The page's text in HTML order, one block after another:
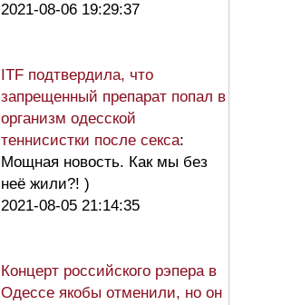
2021-08-06 19:29:37
ITF подтвердила, что
запрещенный препарат попал в
организм одесской
теннисистки после секса:
Мощная новость. Как мы без
неё жили?! )
2021-08-05 21:14:35
Концерт российского рэпера в
Одессе якобы отменили, но он